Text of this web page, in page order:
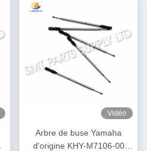
Vidéo
Arbre de buse Yamaha
d'origine KHY-M7106-00